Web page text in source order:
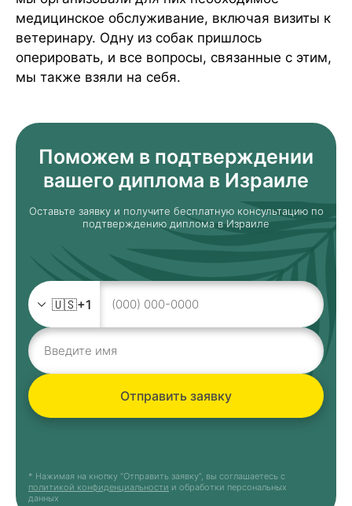
медицинское обслуживание, включая визиты к
ветеринару. Одну из собак пришлось
оперировать, и все вопросы, связанные с этим,
мы также взяли на себя.
Поможем в подтверждении
вашего диплома в Израиле
Оставьте заявку и получите бесплатную консультацию по
подтверждению диплома в Израиле
* Нажимая на кнопку “Отправить заявку”, вы соглашаетесь с
политикой конфиденциальности и обработки персональных
данных
🇺🇸+1
Отправить заявку